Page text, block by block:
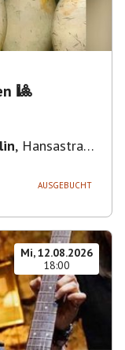
🎱
, Hansastraße
AUSGEBUCHT
Mi, 12.08.2026
18:00